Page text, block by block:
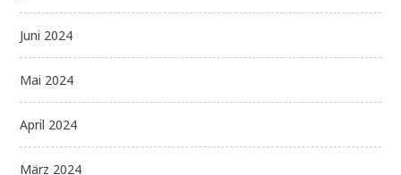
Juni 2024
Mai 2024
April 2024
März 2024